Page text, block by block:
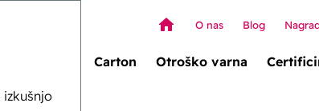
Carton Otroško varna
O nas Blog